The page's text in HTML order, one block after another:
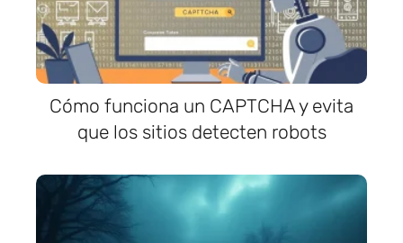
Cómo funciona un CAPTCHA y evita
que los sitios detecten robots